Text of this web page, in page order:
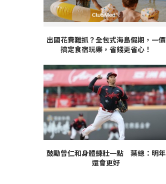
出國花費難抓？全包式海島假期，一價
搞定食宿玩樂，省錢更省心！
鼓勵曾仁和身體練壯一點 葉總：明年
還會更好